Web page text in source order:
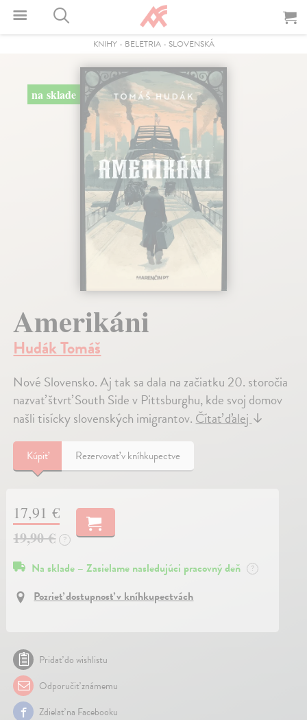
KNIHY- BELETRIA- SLOVENSKÁ
na sklade
Amerikáni
Hudák Tomáš
Nové Slovensko. Aj tak sa dala na začiatku 20. storočia
nazvať štvrť South Side v Pittsburghu, kde svoj domov
našli tisícky slovenských imigrantov. Čítať ďalej ↓
Kúpiť Rezervovať v kníhkupectve
17,91 €
19,90 €
?
Na sklade – Zasielame nasledujúci pracovný deň ?
Pozrieť dostupnosť v kníhkupectvách
Pridať do wishlistu
Odporučiť známemu
Zdielať na Facebooku